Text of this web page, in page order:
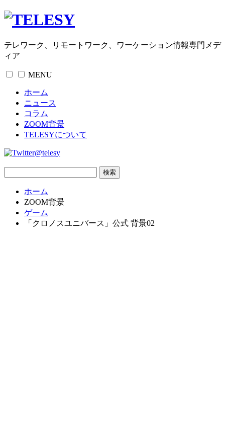
テレワーク、リモートワーク、ワーケーション情報専門メデ
ィア
MENU
ホーム
ニュース
コラム
ZOOM背景
TELESYについて
@telesy
ホーム
ZOOM背景
ゲーム
「クロノスユニバース」公式 背景02